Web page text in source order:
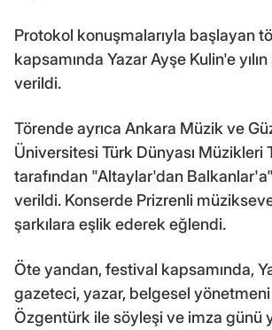
Protokol konuşmalarıyla başlayan
kapsamında Yazar Ayşe Kulin'e
verildi.
Törende ayrıca Ankara Müzik ve
Üniversitesi Türk Dünyası Müzikleri
tarafından "Altaylar'dan
verildi. Konserde Prizrenli
şarkılara eşlik ederek eğlendi.
Öte yandan, festival kapsamında,
gazeteci, yazar, belgesel
Özgentürk ile söyleşi ve imza günü